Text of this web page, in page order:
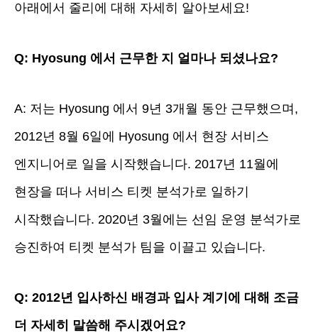
아래에서 줄리에 대해 자세히 알아보세요!
Q: Hyosung 에서 근무한 지 얼마나 되셨나요?
A: 저는 Hyosung 에서 9년 3개월 동안 근무했으며,
2012년 8월 6일에 Hyosung 에서 현장 서비스
엔지니어로 일을 시작했습니다. 2017년 11월에
현장을 떠나 서비스 티켓 분석가로 일하기
시작했습니다. 2020년 3월에는 선임 운영 분석가로
승진하여 티켓 분석가 팀을 이끌고 있습니다.
Q: 2012년 입사하신 배경과 입사 계기에 대해 조금
더 자세히 말씀해 주시겠어요?